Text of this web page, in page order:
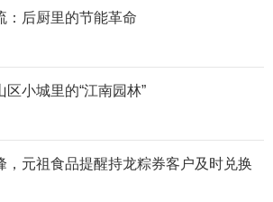
：后厨里的节能革命
小城里的“江南园林”
，元祖食品提醒持龙粽券客户及时兑换